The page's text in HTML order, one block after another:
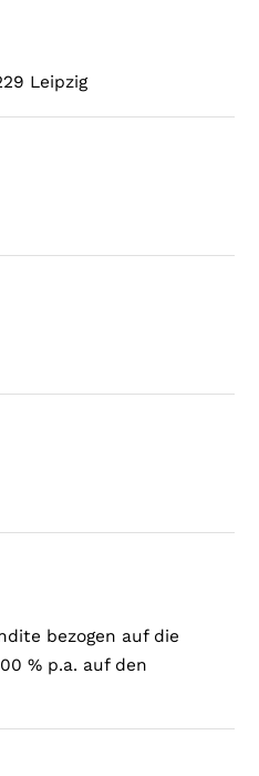
Leipzig
bezogen auf die
% p.a. auf den